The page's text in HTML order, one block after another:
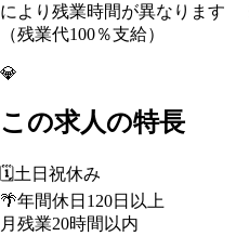
により残業時間が異なります
（残業代100％支給）
💎
この求人の特長
🗓️土日祝休み
🌴年間休日120日以上
月残業20時間以内